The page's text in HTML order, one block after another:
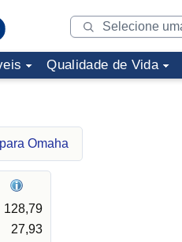
Qualidade de Vida
Omaha
128,79
27,93